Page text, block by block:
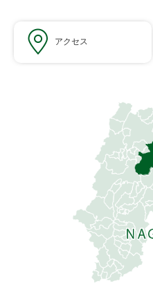
アクセス